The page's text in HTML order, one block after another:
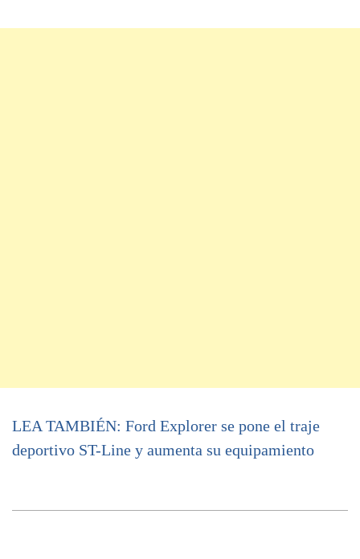
LEA TAMBIÉN: Ford Explorer se pone el traje
deportivo ST-Line y aumenta su equipamiento